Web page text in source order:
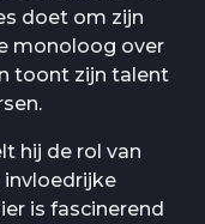
doet om zijn
monoloog over
toont zijn talent
hij de rol van
invloedrijke
is fascinerend